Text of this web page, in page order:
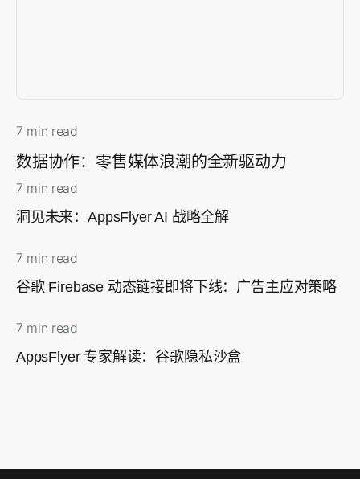
7 min read
数据协作：零售媒体浪潮的全新驱动力
7 min read
洞见未来：AppsFlyer AI 战略全解
7 min read
谷歌 Firebase 动态链接即将下线：广告主应对策略
7 min read
AppsFlyer 专家解读：谷歌隐私沙盒